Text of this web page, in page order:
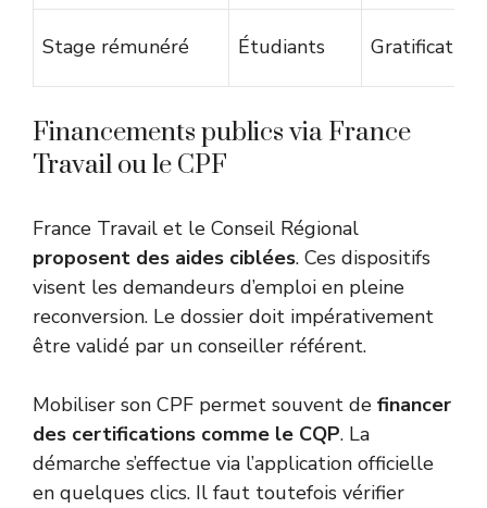
Stage rémunéré Étudiants Gratification
Financements publics via France
Travail ou le CPF
France Travail et le Conseil Régional
proposent des aides ciblées. Ces dispositifs
visent les demandeurs d’emploi en pleine
reconversion. Le dossier doit impérativement
être validé par un conseiller référent.
Mobiliser son CPF permet souvent de financer
des certifications comme le CQP. La
démarche s’effectue via l’application officielle
en quelques clics. Il faut toutefois vérifier